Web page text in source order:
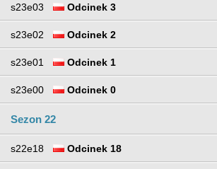
s23e03 Odcinek 3
s23e02 Odcinek 2
s23e01 Odcinek 1
s23e00 Odcinek 0
Sezon 22
s22e18 Odcinek 18